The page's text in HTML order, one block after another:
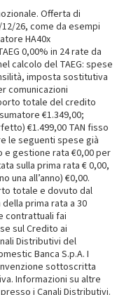
Offerta di
26, come da esempi
HA40x
0,00% in 24 rate da
calcolo del TAEG: spese
imposta sostitutiva
comunicazioni
totale del credito
€1.349,00;
€1.499,00 TAN fisso
le seguenti spese già
e gestione rata €0,00 per
sulla prima rata € 0,00,
una all’anno) €0,00.
totale e dovuto dal
prima rata a 30
contrattuali fai
sul Credito ai
Distributivi del
Banca S.p.A. I
sottoscritta
Informazioni su altre
i Canali Distributivi.